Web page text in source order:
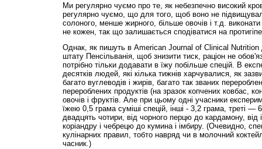
Ми регулярно чуємо про те, як небезпечно високий
регулярно чуємо, що для того, щоб воно не
солоного, менше жирного, більше овочів і т.д. виконати
не кожен, так що залишається сподіватися на
Однак, як пишуть в American Journal of Clinical Nutrition
штату Пенсільванія, щоб знизити тиск, раціон не
потрібно тільки додавати в їжу побільше спецій. В
десятків людей, які кілька тижнів харчувалися, як
багато вуглеводів і жирів, багато так званих
перероблених продуктів (на зразок копчених ковбас,
овочів і фруктів. Але при цьому одні учасники
їжею 0,5 грама суміші спецій, інші - 3,2 грама, треті —
двадцять чотири, від чорного перцю до кардамону, від
коріандру і чебрецю до кумина і імбиру. (Очевидно,
кулінарних правил, тобто навряд чи в молочний
часник.)